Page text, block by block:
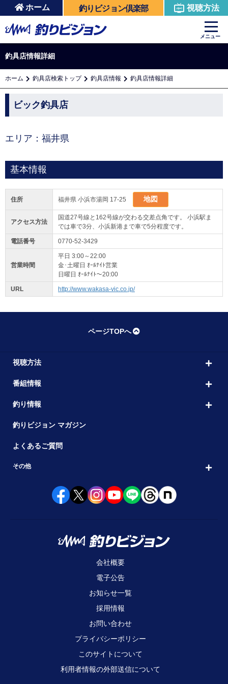
ホーム 釣りビジョン倶楽部 視聴方法
メニュー
釣具店情報詳細
ホーム 釣具店検索トップ 釣具店情報 釣具店情報詳細
ビック釣具店
エリア：福井県
基本情報
住所 福井県 小浜市湯岡 17-25 地図
アクセス方法
国道27号線と162号線が交わる交差点角です。 小浜駅ま
では車で3分、小浜新港まで車で5分程度です。
電話番号 0770-52-3429
営業時間
平日 3:00～22:00
金･土曜日 ｵｰﾙﾅｲﾄ営業
日曜日 ｵｰﾙﾅｲﾄ～20:00
URL http://www.wakasa-vic.co.jp/
ページTOPへ
視聴方法
番組情報
釣り情報
釣りビジョン マガジン
よくあるご質問
その他
会社概要
電子公告
お知らせ一覧
採用情報
お問い合わせ
プライバシーポリシー
このサイトについて
利用者情報の外部送信について